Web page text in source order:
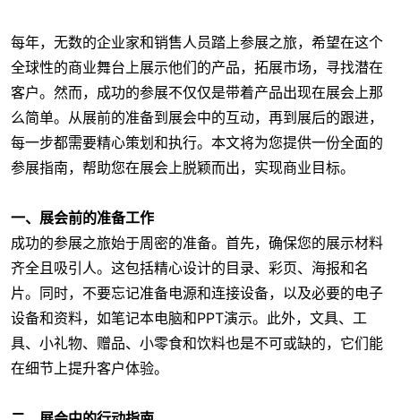
每年，无数的企业家和销售人员踏上参展之旅，希望在这个
全球性的商业舞台上展示他们的产品，拓展市场，寻找潜在
客户。然而，成功的参展不仅仅是带着产品出现在展会上那
么简单。从展前的准备到展会中的互动，再到展后的跟进，
每一步都需要精心策划和执行。本文将为您提供一份全面的
参展指南，帮助您在展会上脱颖而出，实现商业目标。
一、展会前的准备工作
成功的参展之旅始于周密的准备。首先，确保您的展示材料
齐全且吸引人。这包括精心设计的目录、彩页、海报和名
片。同时，不要忘记准备电源和连接设备，以及必要的电子
设备和资料，如笔记本电脑和PPT演示。此外，文具、工
具、小礼物、赠品、小零食和饮料也是不可或缺的，它们能
在细节上提升客户体验。